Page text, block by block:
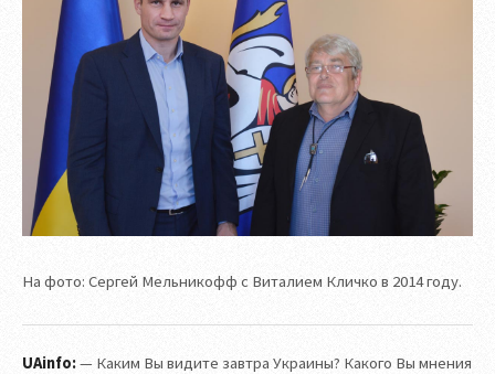
На фото: Сергей Мельникофф с Виталием Кличко в 2014 году.
UAinfo:— Каким Вы видите завтра Украины? Какого Вы мнения